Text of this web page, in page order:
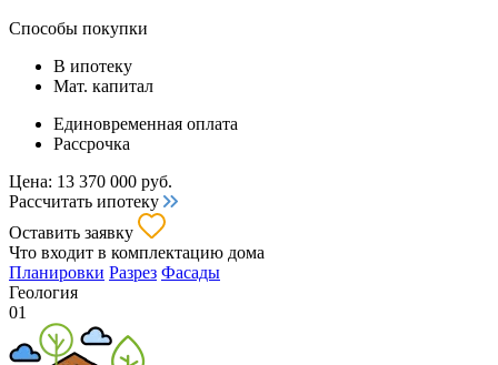
Способы покупки
В ипотеку
Мат. капитал
Единовременная оплата
Рассрочка
Цена: 13 370 000 руб.
Рассчитать ипотеку
Оставить заявку
Что входит в комплектацию дома
Планировки Разрез Фасады
Геология
01